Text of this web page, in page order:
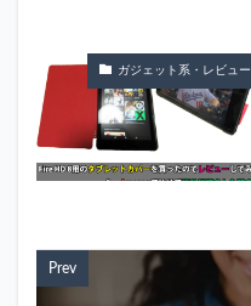
ガジェット系・レビュー
Prev